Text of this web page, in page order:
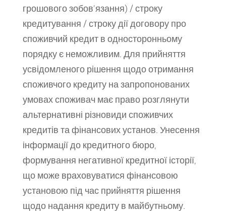
грошового зобов’язання) / строку
кредитування / строку дії договору про
споживчий кредит в односторонньому
порядку є неможливим. Для прийняття
усвідомленого рішення щодо отримання
споживчого кредиту на запропонованих
умовах споживач має право розглянути
альтернативні різновиди споживчих
кредитів та фінансових установ. Унесення
інформації до кредитного бюро,
формування негативної кредитної історії,
що може враховуватися фінансовою
установою під час прийняття рішення
щодо надання кредиту в майбутньому.